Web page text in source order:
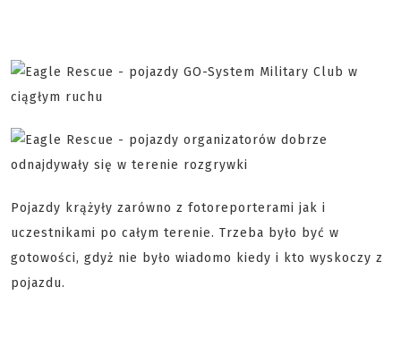
Pojazdy krążyły zarówno z fotoreporterami jak i
uczestnikami po całym terenie. Trzeba było być w
gotowości, gdyż nie było wiadomo kiedy i kto wyskoczy z
pojazdu.